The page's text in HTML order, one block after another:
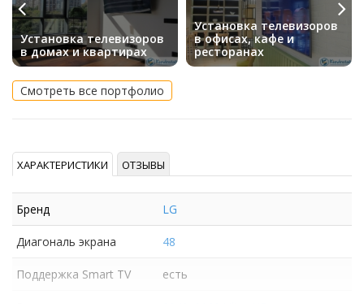
Установка телевизоров
в домах и квартирах
Установка телевизоров
в офисах, кафе и
ресторанах
Смотреть все портфолио
ХАРАКТЕРИСТИКИ ОТЗЫВЫ
Бренд LG
Диагональ экрана 48
Поддержка Smart TV есть